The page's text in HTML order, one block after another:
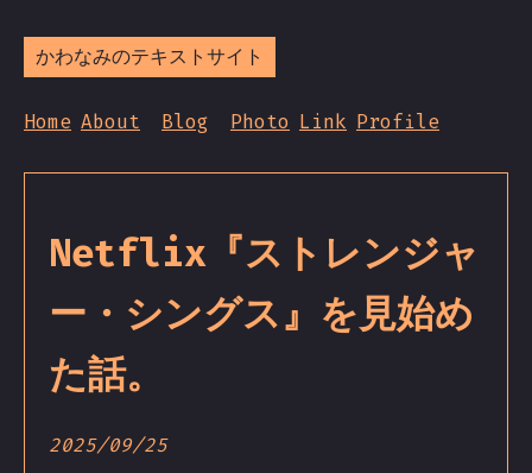
かわなみのテキストサイト
Home About Blog Photo Link Profile
Netflix『ストレンジャ
ー・シングス』を見始め
た話。
2025/09/25